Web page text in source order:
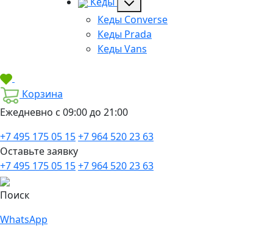
Кеды Converse
Кеды Prada
Кеды Vans
Корзина
Ежедневно с 09:00 до 21:00
+7 495 175 05 15+7 964 520 23 63
Оставьте заявку
+7 495 175 05 15+7 964 520 23 63
Поиск
WhatsApp